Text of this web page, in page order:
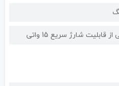
قابلیت شارژ سریع 15 واتی